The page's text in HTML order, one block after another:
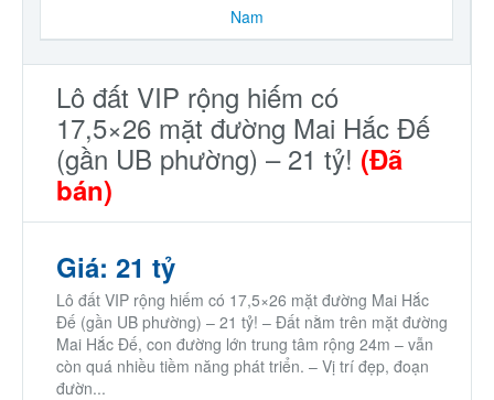
Nam
Lô đất VIP rộng hiếm có
17,5×26 mặt đường Mai Hắc Đế
(gần UB phường) – 21 tỷ! (Đã
bán)
Giá: 21 tỷ
Lô đất VIP rộng hiếm có 17,5×26 mặt đường Mai Hắc
Đế (gần UB phường) – 21 tỷ! – Đất nằm trên mặt đường
Mai Hắc Đế, con đường lớn trung tâm rộng 24m – vẫn
còn quá nhiều tiềm năng phát triển. – Vị trí đẹp, đoạn
đườn...